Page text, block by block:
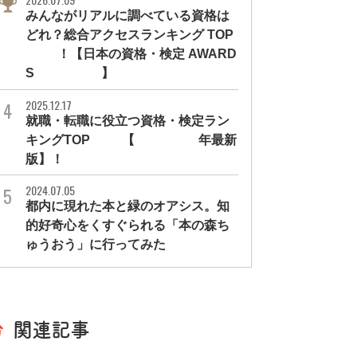
みんながリアルに調べている資格は
どれ？総合アクセスランキング TOP
10！【日本の資格・検定 AWARD
S 2026】
2025.12.17
就職・転職に役立つ資格・検定ラン
キングTOP30【2026年最新
版】！
2024.07.05
都内に現れた本と緑のオアシス。知
的好奇心をくすぐられる「本の森ち
ゅうおう」に行ってみた
関連記事